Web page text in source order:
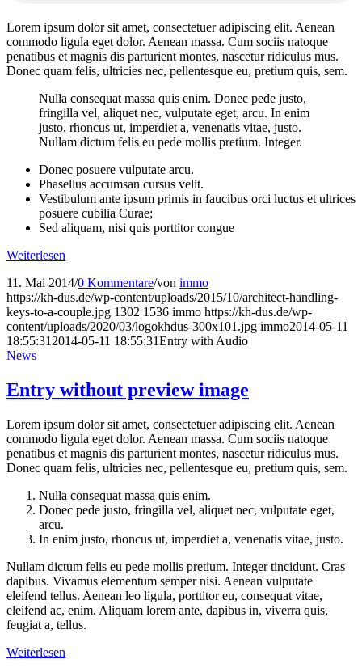
Lorem ipsum dolor sit amet, consectetuer adipiscing elit. Aenean
commodo ligula eget dolor. Aenean massa. Cum sociis natoque
penatibus et magnis dis parturient montes, nascetur ridiculus mus.
Donec quam felis, ultricies nec, pellentesque eu, pretium quis, sem.
Nulla consequat massa quis enim. Donec pede justo,
fringilla vel, aliquet nec, vulputate eget, arcu. In enim
justo, rhoncus ut, imperdiet a, venenatis vitae, justo.
Nullam dictum felis eu pede mollis pretium. Integer.
Donec posuere vulputate arcu.
Phasellus accumsan cursus velit.
Vestibulum ante ipsum primis in faucibus orci luctus et ultrices
posuere cubilia Curae;
Sed aliquam, nisi quis porttitor congue
Weiterlesen
11. Mai 2014/0 Kommentare/von immo
https://kh-dus.de/wp-content/uploads/2015/10/architect-handling-
keys-to-a-couple.jpg 1302 1536 immo https://kh-dus.de/wp-
content/uploads/2020/03/logokhdus-300x101.jpg immo2014-05-11
18:55:31 2014-05-11 18:55:31Entry with Audio
News
Entry without preview image
Lorem ipsum dolor sit amet, consectetuer adipiscing elit. Aenean
commodo ligula eget dolor. Aenean massa. Cum sociis natoque
penatibus et magnis dis parturient montes, nascetur ridiculus mus.
Donec quam felis, ultricies nec, pellentesque eu, pretium quis, sem.
Nulla consequat massa quis enim.
Donec pede justo, fringilla vel, aliquet nec, vulputate eget,
arcu.
In enim justo, rhoncus ut, imperdiet a, venenatis vitae, justo.
Nullam dictum felis eu pede mollis pretium. Integer tincidunt. Cras
dapibus. Vivamus elementum semper nisi. Aenean vulputate
eleifend tellus. Aenean leo ligula, porttitor eu, consequat vitae,
eleifend ac, enim. Aliquam lorem ante, dapibus in, viverra quis,
feugiat a, tellus.
Weiterlesen